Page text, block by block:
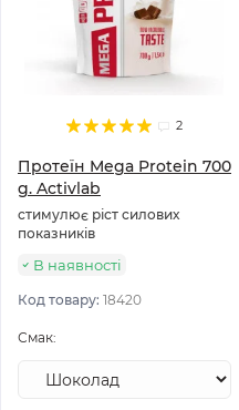
2
Протеїн Mega Protein 700
g. Activlab
стимулює ріст силових
показників
В наявності
Код товару: 18420
Смак: